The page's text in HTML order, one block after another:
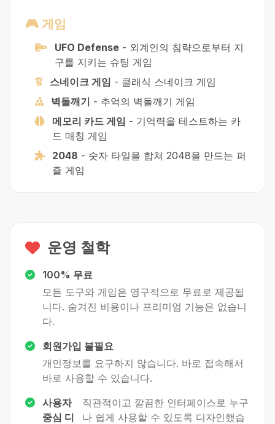
🎮 게임
UFO Defense - 외계인의 침략으로부터 지
구를 지키는 슈팅 게임
스네이크 게임 - 클래식 스네이크 게임
벽돌깨기 - 추억의 벽돌깨기 게임
메모리 카드 게임 - 기억력을 테스트하는 카
드 매칭 게임
2048 - 숫자 타일을 합쳐 2048을 만드는 퍼
즐 게임
운영 철학
100% 무료
모든 도구와 게임은 영구적으로 무료로 제공됩
니다. 숨겨진 비용이나 프리미엄 기능은 없습니
다.
회원가입 불필요
개인정보를 요구하지 않습니다. 바로 접속해서
바로 사용할 수 있습니다.
사용자
중심 디
직관적이고 깔끔한 인터페이스로 누구
나 쉽게 사용할 수 있도록 디자인했습